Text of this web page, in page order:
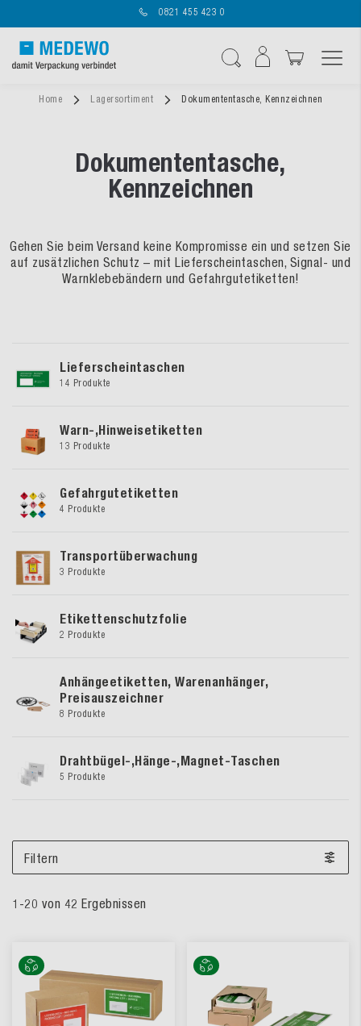
0821 455 423 0
Home Lagersortiment Dokumententasche, Kennzeichnen
Dokumententasche,
Kennzeichnen
Gehen Sie beim Versand keine Kompromisse ein und setzen Sie
auf zusätzlichen Schutz – mit Lieferscheintaschen, Signal- und
Warnklebebändern und Gefahrgutetiketten!
Lieferscheintaschen
14 Produkte
Warn-,Hinweisetiketten
13 Produkte
Gefahrgutetiketten
4 Produkte
Transportüberwachung
3 Produkte
Etikettenschutzfolie
2 Produkte
Anhängeetiketten, Warenanhänger,
Preisauszeichner
8 Produkte
Drahtbügel-,Hänge-,Magnet-Taschen
5 Produkte
Filtern
1 -20 von 42 Ergebnissen